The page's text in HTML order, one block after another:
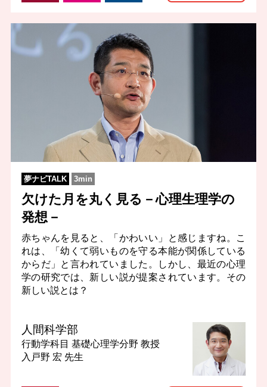
夢ナビTALK 3min
欠けた月を丸く見る－心理生理学の
発想－
赤ちゃんを見ると、「かわいい」と感じますね。こ
れは、「幼くて弱いものを守る本能が関係している
からだ」と言われていました。しかし、最近の心理
学の研究では、新しい説が提案されています。その
新しい説とは？
人間科学部
行動学科目 基礎心理学分野 教授
入戸野 宏 先生